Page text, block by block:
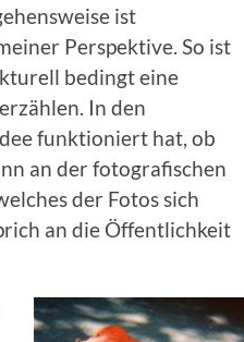
ist
Perspektive. So ist
bedingt eine
In den
funktioniert hat, ob
an der fotografischen
der Fotos sich
an die Öffentlichkeit